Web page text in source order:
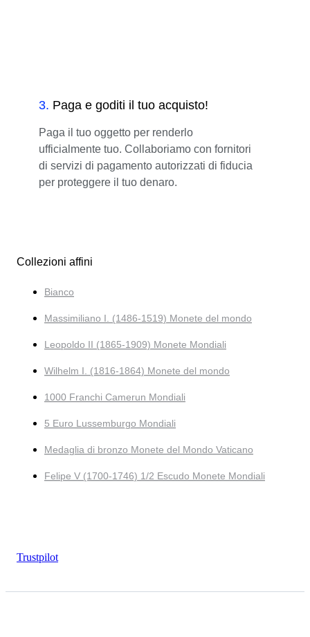
3. Paga e goditi il tuo acquisto!
Paga il tuo oggetto per renderlo
ufficialmente tuo. Collaboriamo con fornitori
di servizi di pagamento autorizzati di fiducia
per proteggere il tuo denaro.
Collezioni affini
Bianco
Massimiliano I. (1486-1519) Monete del mondo
Leopoldo II (1865-1909) Monete Mondiali
Wilhelm I. (1816-1864) Monete del mondo
1000 Franchi Camerun Mondiali
5 Euro Lussemburgo Mondiali
Medaglia di bronzo Monete del Mondo Vaticano
Felipe V (1700-1746) 1/2 Escudo Monete Mondiali
Trustpilot